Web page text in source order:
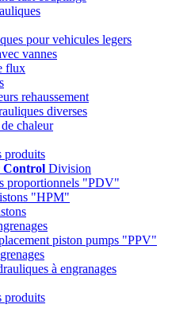
pour vehicules legers
vannes
flux
rehaussement
diverses
chaleur
produits
Control Division
proportionnels "PDV"
"HPM"
piston pumps "PPV"
à engranages
produits